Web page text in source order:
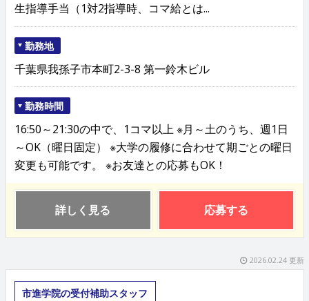
生指導手当（1対2指導時、コマ給とは...
勤務地
千葉県我孫子市本町2-3-8 第一鈴木ビル
勤務時間
16:50～21:30の中で、1コマ以上 ※月～土のうち、週1日
～OK（曜日固定） ※大学の履修に合わせて期ごとの曜日
変更も可能です。 ※お友達との応募もOK！
詳しく見る 応募する
2026.02.24 更新
市進学院の受付補助スタッフ